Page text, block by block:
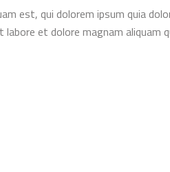
est, qui dolorem ipsum quia
labore et dolore magnam aliquam